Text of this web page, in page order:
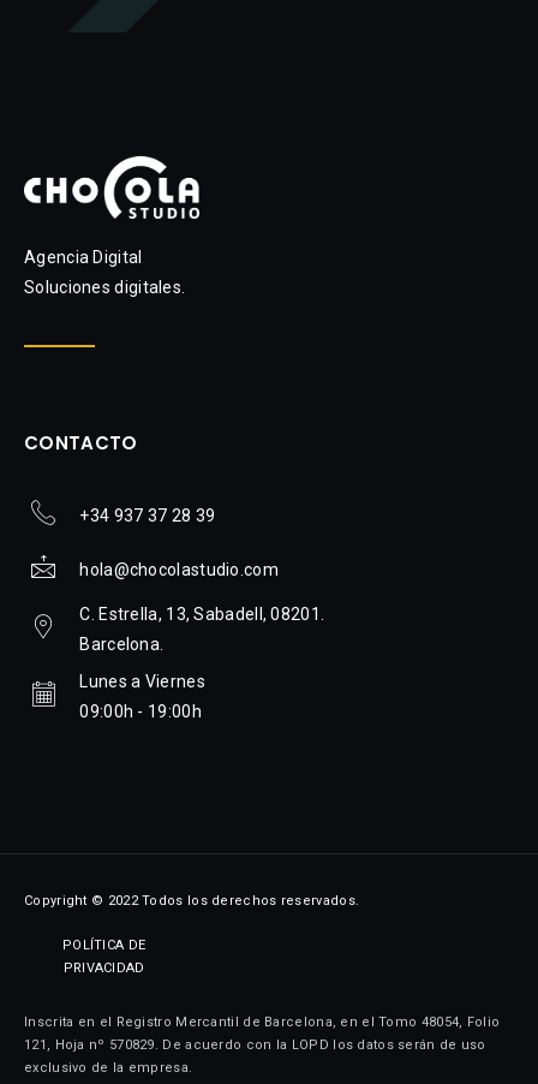
Agencia Digital
Soluciones digitales.
CONTACTO
+34 937 37 28 39
hola@chocolastudio.com
C. Estrella, 13, Sabadell, 08201.
Barcelona.
Lunes a Viernes
09:00h - 19:00h
Copyright © 2022 Todos los derechos reservados.
POLÍTICA DE
PRIVACIDAD
Inscrita en el Registro Mercantil de Barcelona, en el Tomo 48054, Folio
121, Hoja nº 570829. De acuerdo con la LOPD los datos serán de uso
exclusivo de la empresa.